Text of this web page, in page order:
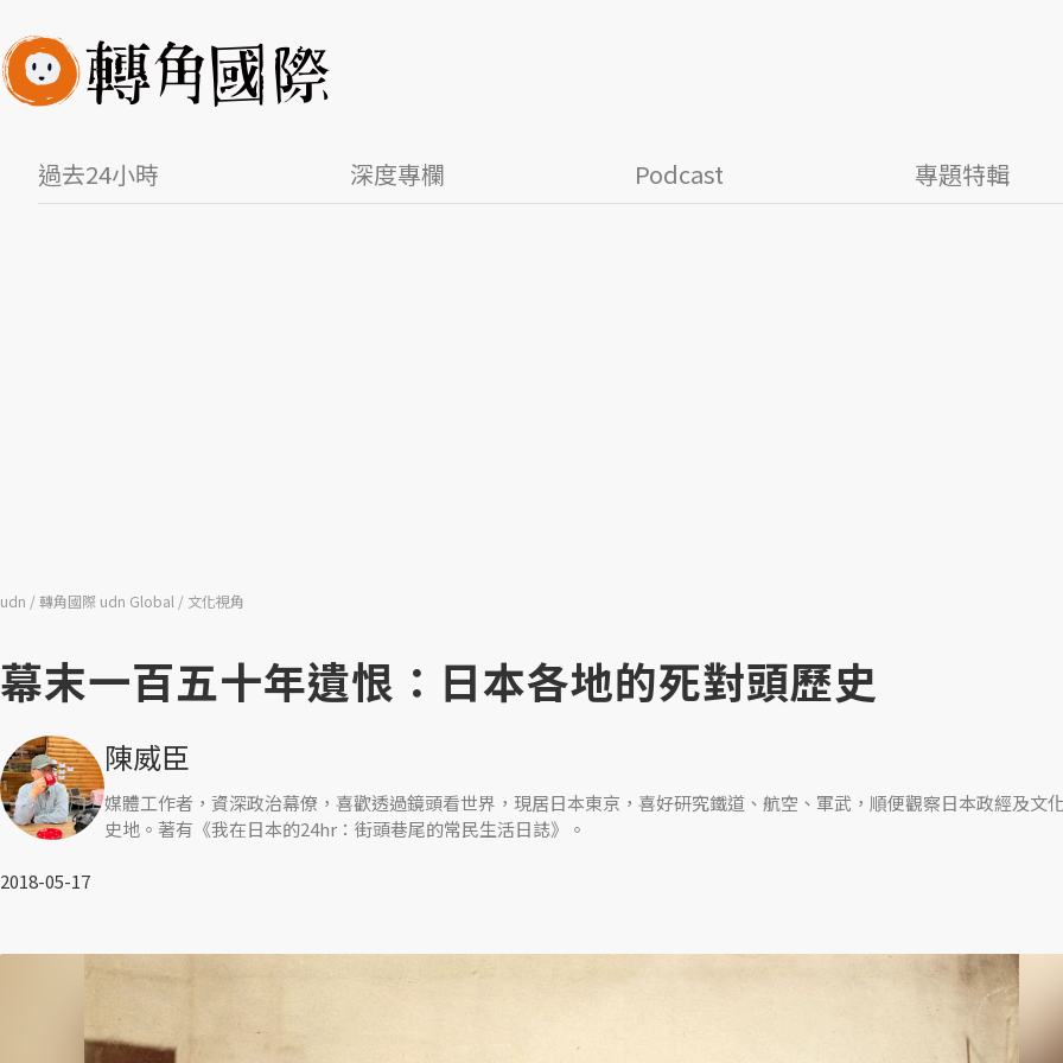
過去24小時 深度專欄 Podcast 專題特輯
udn 轉角國際 udn Global 文化視角
幕末一百五十年遺恨：日本各地的死對頭歷史
陳威臣
媒體工作者，資深政治幕僚，喜歡透過鏡頭看世界，現居日本東京，喜好研究鐵道、航空、軍武，順便觀察日本政經及文
史地。著有《我在日本的24hr：街頭巷尾的常民生活日誌》。
2018-05-17